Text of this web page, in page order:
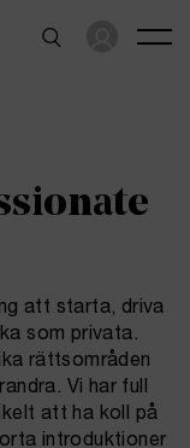
att starta, driva
som privata.
rättsområden
Vi har full
att ha koll på
introduktioner